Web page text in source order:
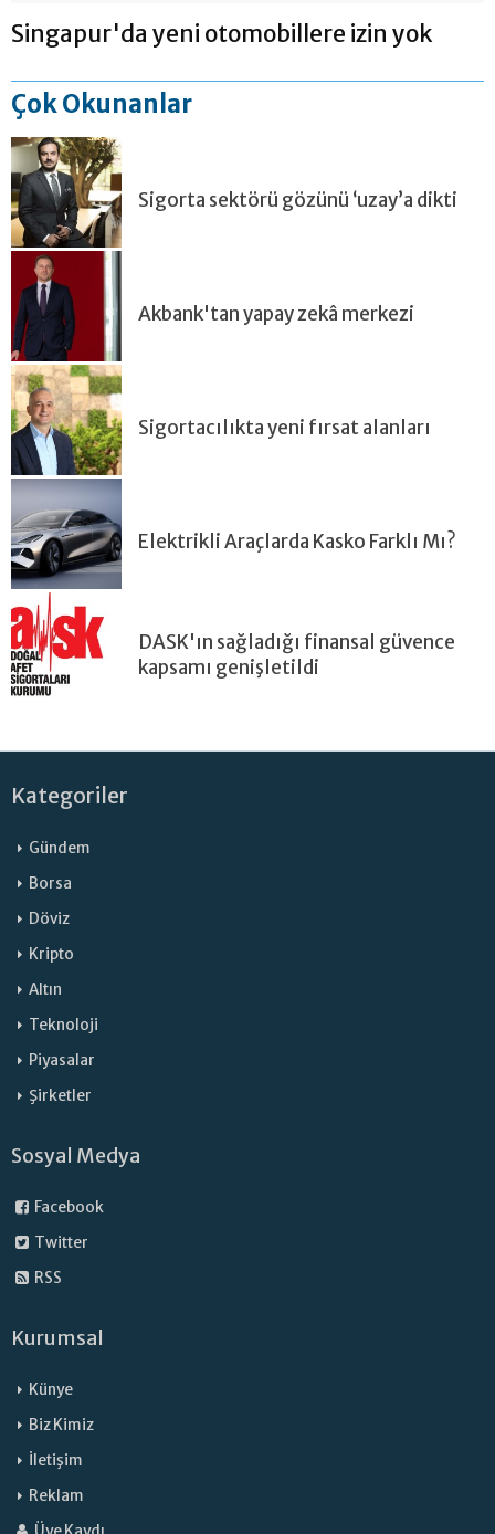
Singapur'da yeni otomobillere izin yok
Çok Okunanlar
Sigorta sektörü gözünü ‘uzay’a dikti
Akbank'tan yapay zekâ merkezi
Sigortacılıkta yeni fırsat alanları
Elektrikli Araçlarda Kasko Farklı Mı?
DASK'ın sağladığı finansal güvence
kapsamı genişletildi
Kategoriler
Gündem
Borsa
Döviz
Kripto
Altın
Teknoloji
Piyasalar
Şirketler
Sosyal Medya
Facebook
Twitter
RSS
Kurumsal
Künye
Biz Kimiz
İletişim
Reklam